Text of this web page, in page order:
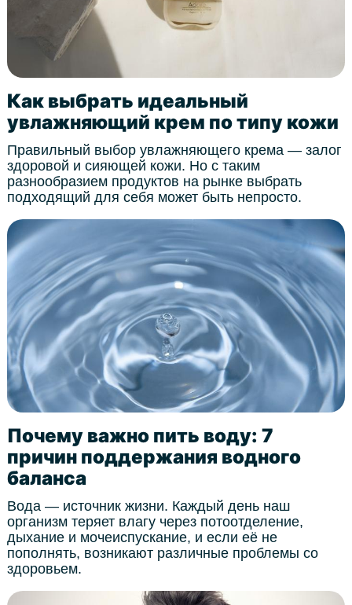
Как выбрать идеальный
увлажняющий крем по типу кожи
Правильный выбор увлажняющего крема — залог
здоровой и сияющей кожи. Но с таким
разнообразием продуктов на рынке выбрать
подходящий для себя может быть непросто.
Почему важно пить воду: 7
причин поддержания водного
баланса
Вода — источник жизни. Каждый день наш
организм теряет влагу через потоотделение,
дыхание и мочеиспускание, и если её не
пополнять, возникают различные проблемы со
здоровьем.